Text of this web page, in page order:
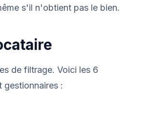
s'il n'obtient pas le bien.
de filtrage. Voici les 6
gestionnaires :